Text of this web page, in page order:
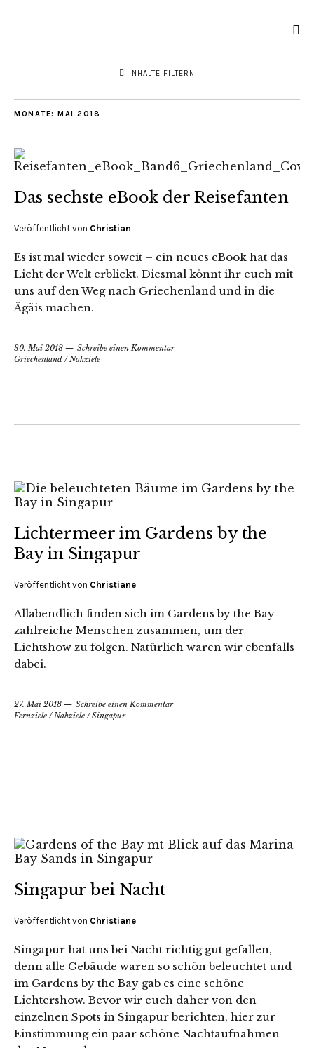
INHALTE FILTERN
MONATE: MAI 2018
Das sechste eBook der Reisefanten
Veröffentlicht von Christian
Es ist mal wieder soweit – ein neues eBook hat das
Licht der Welt erblickt. Diesmal könnt ihr euch mit
uns auf den Weg nach Griechenland und in die
Ägäis machen.
30. Mai 2018
Schreibe einen Kommentar
Griechenland /Nahziele
Lichtermeer im Gardens by the
Bay in Singapur
Veröffentlicht von Christiane
Allabendlich finden sich im Gardens by the Bay
zahlreiche Menschen zusammen, um der
Lichtshow zu folgen. Natürlich waren wir ebenfalls
dabei.
27. Mai 2018
Schreibe einen Kommentar
Fernziele /Nahziele /Singapur
Singapur bei Nacht
Veröffentlicht von Christiane
Singapur hat uns bei Nacht richtig gut gefallen,
denn alle Gebäude waren so schön beleuchtet und
im Gardens by the Bay gab es eine schöne
Lichtershow. Bevor wir euch daher von den
einzelnen Spots in Singapur berichten, hier zur
Einstimmung ein paar schöne Nachtaufnahmen